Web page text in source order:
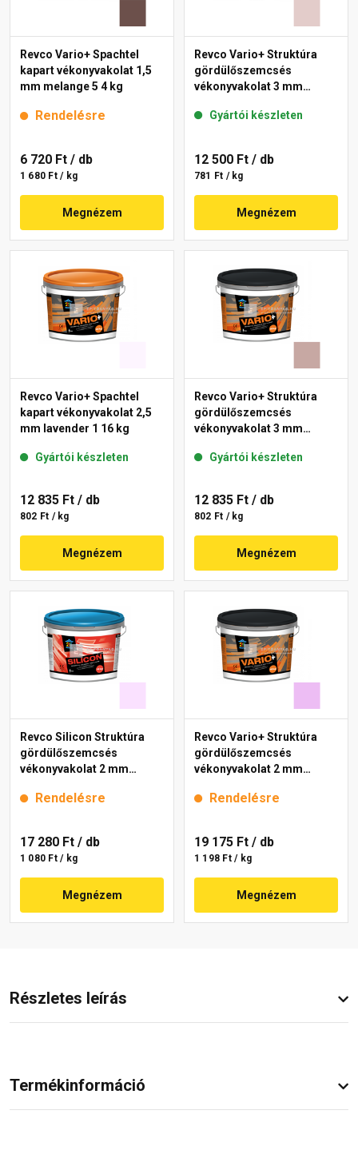
Revco Vario+ Spachtel
kapart vékonyvakolat 1,5
mm melange 5 4 kg
Rendelésre
6 720 Ft / db
1 680 Ft / kg
Megnézem
Revco Vario+ Struktúra
gördülőszemcsés
vékonyvakolat 3 mm
Gyártói készleten
12 500 Ft / db
781 Ft / kg
Megnézem
Revco Vario+ Spachtel
kapart vékonyvakolat 2,5
mm lavender 1 16 kg
Gyártói készleten
12 835 Ft / db
802 Ft / kg
Megnézem
Revco Vario+ Struktúra
gördülőszemcsés
vékonyvakolat 3 mm
Gyártói készleten
12 835 Ft / db
802 Ft / kg
Megnézem
Revco Silicon Struktúra
gördülőszemcsés
vékonyvakolat 2 mm
Rendelésre
17 280 Ft / db
1 080 Ft / kg
Megnézem
Revco Vario+ Struktúra
gördülőszemcsés
vékonyvakolat 2 mm
Rendelésre
19 175 Ft / db
1 198 Ft / kg
Megnézem
Részletes leírás
Termékinformáció